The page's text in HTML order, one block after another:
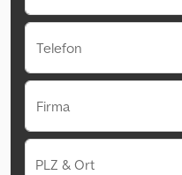
Telefon
Firma
PLZ & Ort